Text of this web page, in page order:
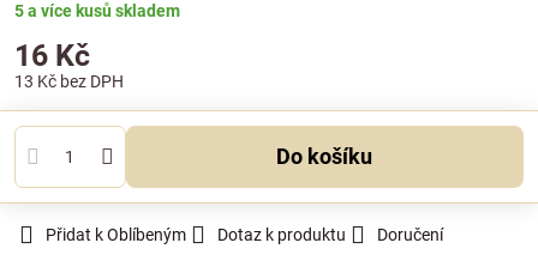
5 a více kusů skladem
16 Kč
13 Kč bez DPH
Do košíku
Přidat k Oblíbeným Dotaz k produktu Doručení